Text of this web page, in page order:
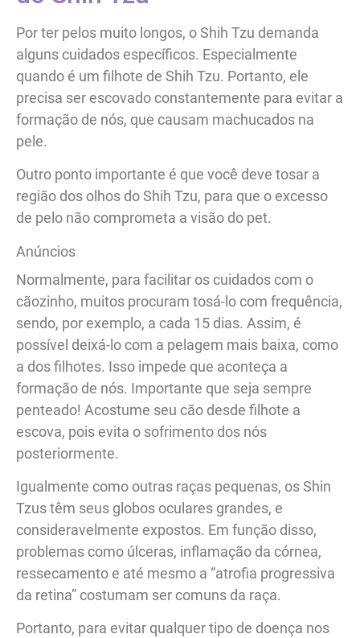
Por ter pelos muito longos, o Shih Tzu demanda
alguns cuidados específicos. Especialmente
quando é um filhote de Shih Tzu. Portanto, ele
precisa ser escovado constantemente para evitar a
formação de nós, que causam machucados na
pele.
Outro ponto importante é que você deve tosar a
região dos olhos do Shih Tzu, para que o excesso
de pelo não comprometa a visão do pet.
Anúncios
Normalmente, para facilitar os cuidados com o
cãozinho, muitos procuram tosá-lo com frequência,
sendo, por exemplo, a cada 15 dias. Assim, é
possível deixá-lo com a pelagem mais baixa, como
a dos filhotes. Isso impede que aconteça a
formação de nós. Importante que seja sempre
penteado! Acostume seu cão desde filhote a
escova, pois evita o sofrimento dos nós
posteriormente.
Igualmente como outras raças pequenas, os Shin
Tzus têm seus globos oculares grandes, e
consideravelmente expostos. Em função disso,
problemas como úlceras, inflamação da córnea,
ressecamento e até mesmo a “atrofia progressiva
da retina” costumam ser comuns da raça.
Portanto, para evitar qualquer tipo de doença nos